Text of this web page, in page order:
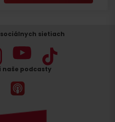
sietiach
naše podcasty